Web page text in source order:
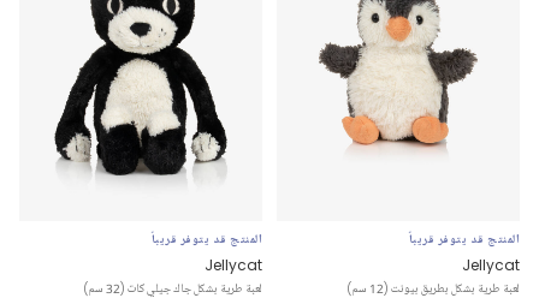
المنتج قد يتوفر قريباً
Jellycat
لعبة طرية بشكل بطريق بيونت (12 سم)
المنتج قد يتوفر قريباً
Jellycat
لعبة طرية بشكل جاك جيلي كات (32 سم)